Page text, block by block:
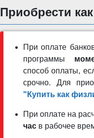
Приобрести
При оплате
программы
способ оплаты,
срочно. Для
"Купить как
При оплате на
час в рабочее